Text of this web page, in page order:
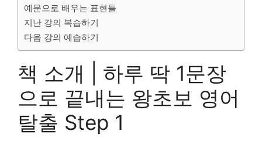
예문으로 배우는 표현들
지난 강의 복습하기
다음 강의 예습하기
책 소개 | 하루 딱 1문장
으로 끝내는 왕초보 영어
탈출 Step 1